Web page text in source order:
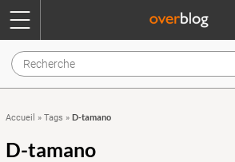
Accueil » Tags » D-tamano
D-tamano